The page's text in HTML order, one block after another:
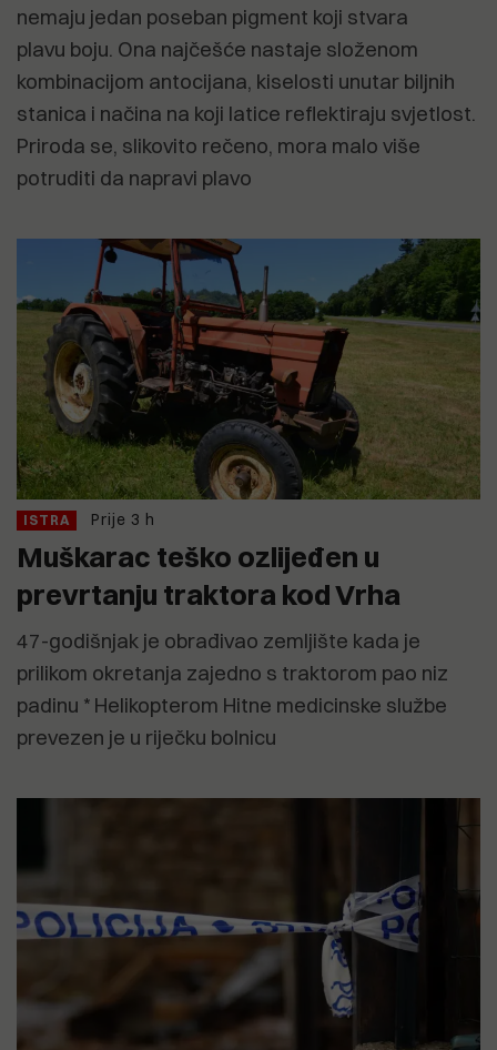
nemaju jedan poseban pigment koji stvara
plavu boju. Ona najčešće nastaje složenom
kombinacijom antocijana, kiselosti unutar biljnih
stanica i načina na koji latice reflektiraju svjetlost.
Priroda se, slikovito rečeno, mora malo više
potruditi da napravi plavo
ISTRA Prije 3 h
Muškarac teško ozlijeđen u
prevrtanju traktora kod Vrha
47-godišnjak je obrađivao zemljište kada je
prilikom okretanja zajedno s traktorom pao niz
padinu * Helikopterom Hitne medicinske službe
prevezen je u riječku bolnicu